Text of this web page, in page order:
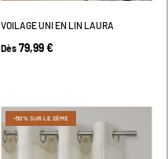
VOILAGE UNI EN LIN LAURA
Dès 79,99 €
-50% SUR LE 2ÈME